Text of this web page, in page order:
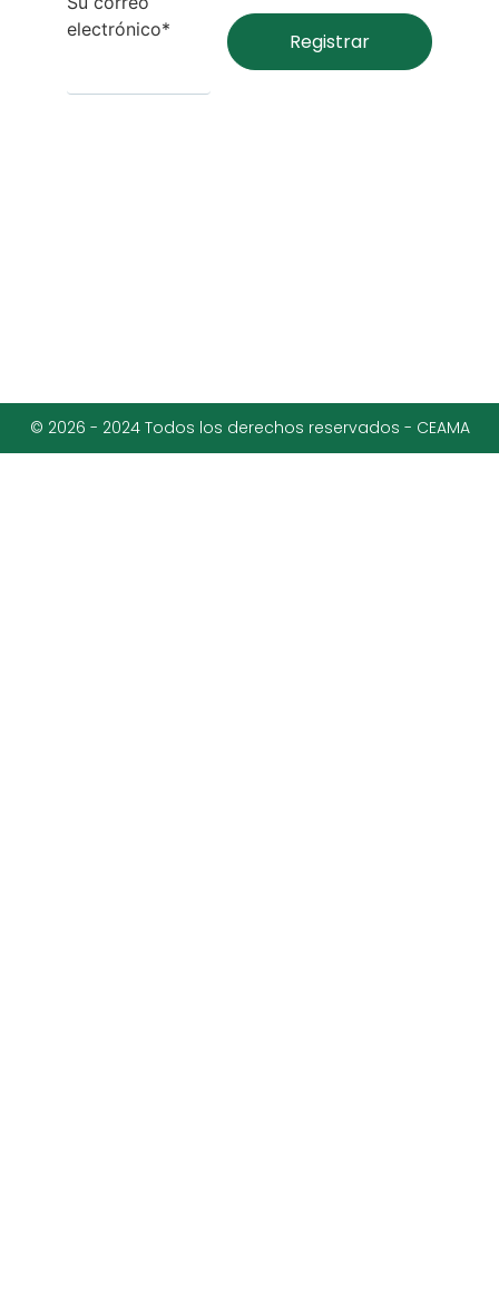
electrónico*
© 2026 - 2024 Todos los derechos reservados - CEAMA